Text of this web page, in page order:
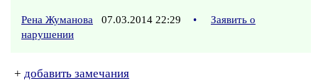
Рена Жуманова 07.03.2014 22:29 •
Заявить о
нарушении
+ добавить замечания